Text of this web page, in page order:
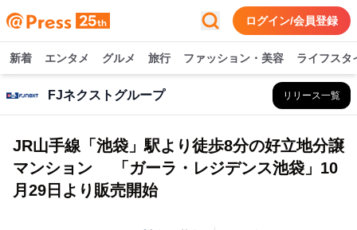
ログイン/会員登録
新着 エンタメ グルメ 旅行 ファッション・美容 ライフスタ
FJネクストグループ リリース一覧
JR山手線「池袋」駅より徒歩8分の好立地分譲
マンション 「ガーラ・レジデンス池袋」10
月29日より販売開始